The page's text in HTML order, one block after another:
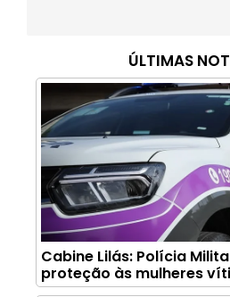
ÚLTIMAS
Cabine Lilás: Polícia
proteção às mulheres